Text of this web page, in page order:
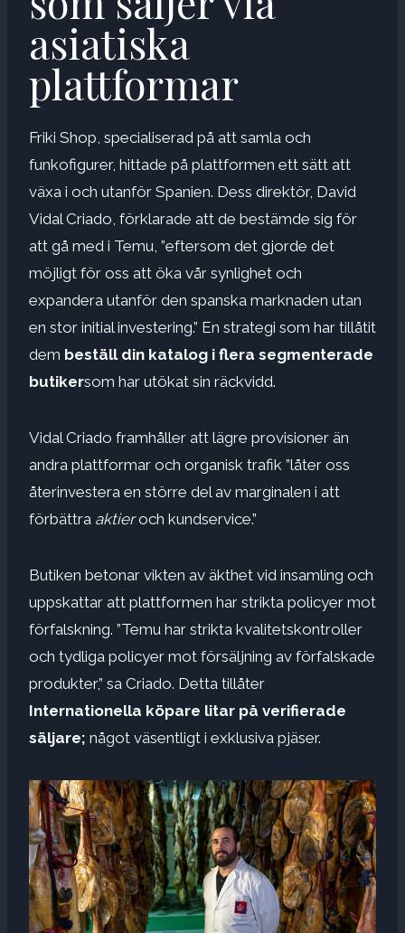
asiatiska
plattformar
Friki Shop, specialiserad på att samla och
funkofigurer, hittade på plattformen ett sätt att
växa i och utanför Spanien. Dess direktör, David
Vidal Criado, förklarade att de bestämde sig för
att gå med i Temu, ”eftersom det gjorde det
möjligt för oss att öka vår synlighet och
expandera utanför den spanska marknaden utan
en stor initial investering.” En strategi som har tillåtit
dem beställ din katalog i flera segmenterade
butikersom har utökat sin räckvidd.
Vidal Criado framhåller att lägre provisioner än
andra plattformar och organisk trafik ”låter oss
återinvestera en större del av marginalen i att
förbättra aktieroch kundservice.”
Butiken betonar vikten av äkthet vid insamling och
uppskattar att plattformen har strikta policyer mot
förfalskning. ”Temu har strikta kvalitetskontroller
och tydliga policyer mot försäljning av förfalskade
produkter,” sa Criado. Detta tillåter
Internationella köpare litar på verifierade
säljare; något väsentligt i exklusiva pjäser.